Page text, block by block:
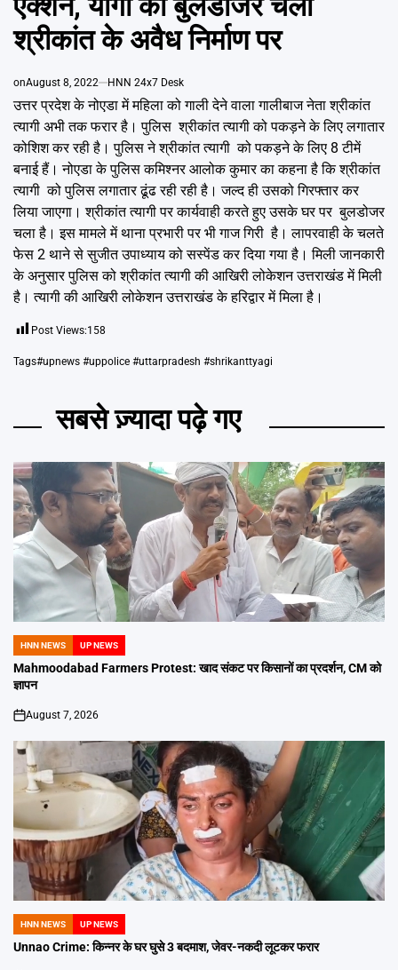
श्रीकांत के अवैध निर्माण पर
onAugust 8, 2022 HNN 24x7 Desk
उत्तर प्रदेश के नोएडा में महिला को गाली देने वाला गालीबाज नेता श्रीकांत
त्यागी अभी तक फरार है। पुलिस श्रीकांत त्यागी को पकड़ने के लिए लगातार
कोशिश कर रही है। पुलिस ने श्रीकांत त्यागी को पकड़ने के लिए 8 टीमें
बनाई हैं। नोएडा के पुलिस कमिश्नर आलोक कुमार का कहना है कि श्रीकांत
त्यागी को पुलिस लगातार ढूंढ रही रही है। जल्द ही उसको गिरफ्तार कर
लिया जाएगा। श्रीकांत त्यागी पर कार्यवाही करते हुए उसके घर पर बुलडोजर
चला है। इस मामले में थाना प्रभारी पर भी गाज गिरी है। लापरवाही के चलते
फेस 2 थाने से सुजीत उपाध्याय को सस्पेंड कर दिया गया है। मिली जानकारी
के अनुसार पुलिस को श्रीकांत त्यागी की आखिरी लोकेशन उत्तराखंड में मिली
है। त्यागी की आखिरी लोकेशन उत्तराखंड के हरिद्वार में मिला है।
Post Views:158
Tags#upnews #uppolice #uttarpradesh #shrikanttyagi
सबसे ज़्यादा पढ़े गए
POSTED
IN
HNN NEWS UP NEWS
Mahmoodabad Farmers Protest: खाद संकट पर किसानों का प्रदर्शन, CM को
ज्ञापन
on
August 7, 2026
POSTED
IN
HNN NEWS UP NEWS
Unnao Crime: किन्नर के घर घुसे 3 बदमाश, जेवर-नकदी लूटकर फरार